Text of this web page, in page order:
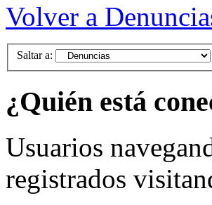
Volver a
Saltar a:
¿Quién está
Usuarios
registrados